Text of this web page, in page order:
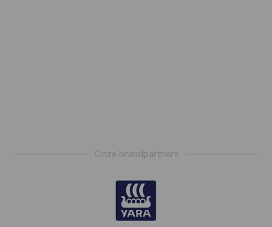
Onze brandpartners